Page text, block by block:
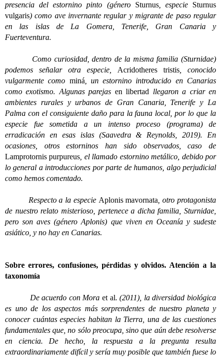
presencia del estornino pinto (género Sturnus, especie Sturnus
vulgaris) como ave invernante regular y migrante de paso regular
en las islas de La Gomera, Tenerife, Gran Canaria y
Fuerteventura.
Como curiosidad, dentro de la misma familia (Sturnidae)
podemos señalar otra especie, Acridotheres tristis , conocido
vulgarmente como miná , un estornino introducido en Canarias
como exotismo. Algunas parejas en libertad llegaron a criar en
ambientes rurales y urbanos de Gran Canaria, Tenerife y La
Palma con el consiguiente daño para la fauna local, por lo que la
especie fue sometida a un intenso proceso (programa) de
erradicación en esas islas (Saavedra & Reynolds, 2019). En
ocasiones, otros estorninos han sido observados, caso de
Lamprotornis purpureus , el llamado estornino metálico, debido por
lo general a introducciones por parte de humanos, algo perjudicial
como hemos comentado.
Respecto a la especie Aplonis mavornata , otro protagonista
de nuestro relato misterioso, pertenece a dicha familia, Sturnidae,
pero son aves (género Aplonis) que viven en Oceanía y sudeste
asiático, y no hay en Canarias.
Sobre errores, confusiones, pérdidas y olvidos. Atención a la
taxonomía
De acuerdo con Mora et al. (2011), la diversidad biológica
es uno de los aspectos más sorprendentes de nuestro planeta y
conocer cuántas especies habitan la Tierra, una de las cuestiones
fundamentales que, no sólo preocupa, sino que aún debe resolverse
en ciencia. De hecho, la respuesta a la pregunta resulta
extraordinariamente difícil y sería muy posible que también fuese lo